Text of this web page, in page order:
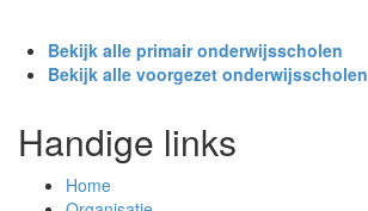
Bekijk alle primair onderwijsscholen
Bekijk alle voorgezet onderwijsscholen
Handige links
Home